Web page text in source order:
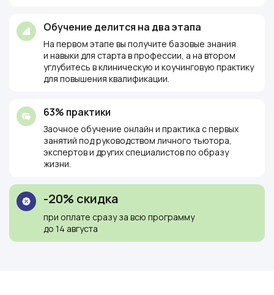
Обучение делится на два этапа
На первом этапе вы получите базовые знания
и навыки для старта в профессии, а на втором
углубитесь в клиническую и коучинговую практику
для повышения квалификации.
63% практики
Заочное обучение онлайн и практика с первых
занятий под руководством личного тьютора,
экспертов и других специалистов по образу
жизни.
-20% скидка
при оплате сразу за всю программу
до 14 августа